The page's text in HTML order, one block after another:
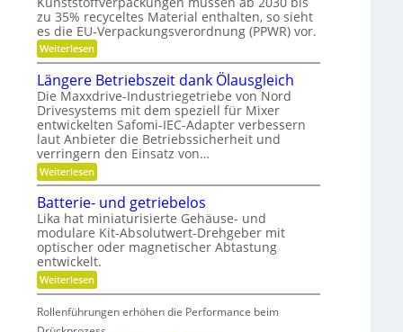
k
n
a
u
f
m
i
t
s
e
c
h
s
F
r
e
i
b
r
d
-
K
u
g
e
l
l
a
g
e
r
l
g
e
n
a
u
p
o
s
i
t
i
o
n
i
r
e
n
zu 35% recyceltes Material enthalten, so sieht
es die EU-Verpackungsverordnung (PPWR) vor.
Weiterlesen:
K
r
e
i
s
l
a
u
f
w
i
s
c
h
a
f
t
i
n
Längere Betriebszeit dank Ölausgleich
Die Maxxdrive-Industriegetriebe von Nord
Drivesystems mit dem speziell für Mixer
entwickelten Safomi-IEC-Adapter verbessern
laut Anbieter die Betriebssicherheit und
verringern den Einsatz von…
Weiterlesen:
L
n
g
e
r
e
B
e
t
r
Batterie- und getriebelos
Lika hat miniaturisierte Gehäuse- und
modulare Kit-Absolutwert-Drehgeber mit
optischer oder magnetischer Abtastung
entwickelt.
Weiterlesen:
B
t
t
Rollenführungen erhöhen die Performance beim